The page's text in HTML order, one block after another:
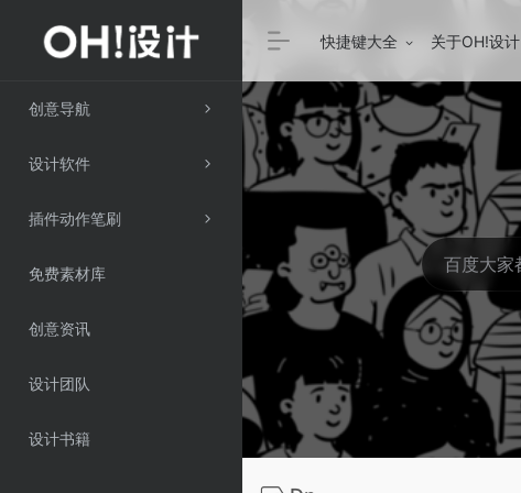
创意导航
设计软件
插件动作笔刷
免费素材库
创意资讯
设计团队
设计书籍
快捷键大全 关于OH!设计